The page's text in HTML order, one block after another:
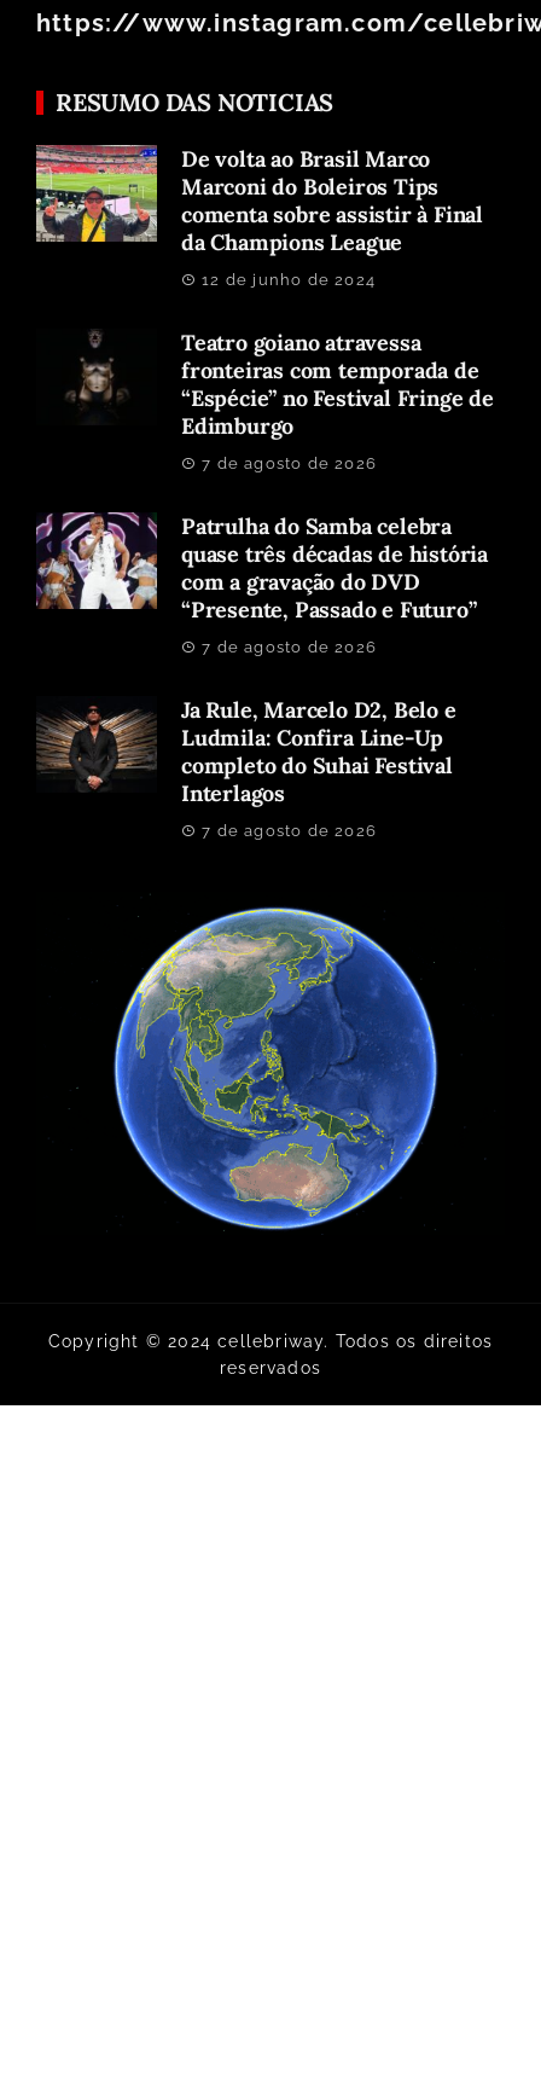
https://www.instagram.com/
RESUMO DAS NOTICIAS
De volta ao Brasil Marco
Marconi do Boleiros Tips
comenta sobre assistir à Final
da Champions League
12 de junho de 2024
Teatro goiano atravessa
fronteiras com temporada de
“Espécie” no Festival Fringe de
Edimburgo
7 de agosto de 2026
Patrulha do Samba celebra
quase três décadas de história
com a gravação do DVD
“Presente, Passado e Futuro”
7 de agosto de 2026
Ja Rule, Marcelo D2, Belo e
Ludmila: Confira Line-Up
completo do Suhai Festival
Interlagos
7 de agosto de 2026
Copyright © 2024 cellebriway. Todos os direitos
reservados